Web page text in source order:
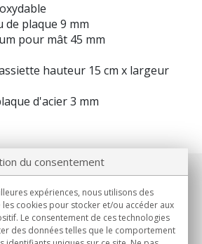
plaque 9 mm
pour mât 45 mm
hauteur 15 cm x largeur
d'acier 3 mm
du consentement
expériences, nous utilisons des
cookies pour stocker et/ou accéder aux
Le consentement de ces technologies
des données telles que le comportement